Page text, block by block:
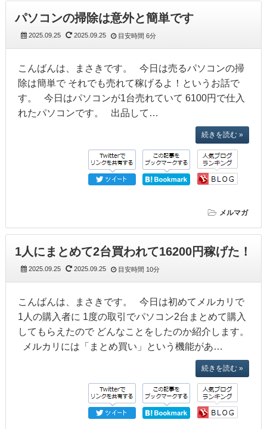
パソコンの掃除は意外と簡単です
2025.09.25 2025.09.25 目安時間 6分
こんばんは、まさきです。 今日は売るパソコンの掃
除は簡単で それでも売れて稼げるよ！というお話で
す。 今日はパソコンが1台売れていて 6100円で仕入
れたパソコンです。 出品して…
続きを読む »
メルマガ
1人にまとめて2台買われて16200円稼げた！
2025.09.25 2025.09.25 目安時間 10分
こんばんは、まさきです。 今日は初めてメルカリで
1人の購入者に 1度の取引でパソコン2台まとめて購入
してもらえたので どんなことをしたのか紹介します。
メルカリには「まとめ買い」という機能があ…
続きを読む »